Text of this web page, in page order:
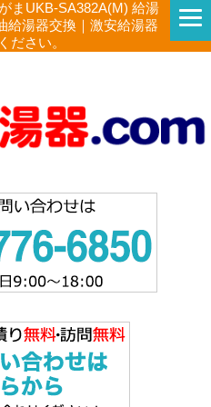
まUKB-SA382A(M) 給湯
給湯器交換｜激安給湯器
ださい。